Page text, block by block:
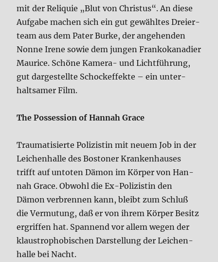
mit der Reli­quie „Blut von Chri­stus“. An die­se
Auf­ga­be machen sich ein gut gewähl­tes Drei­er­
team aus dem Pater Bur­ke, der ange­hen­den
Non­ne Ire­ne sowie dem jun­gen Fran­ko­ka­na­di­er
Mau­rice. Schö­ne Kame­ra- und Licht­füh­rung,
gut dar­ge­stell­te Schock­ef­fek­te – ein unter­
halt­sa­mer Film.
The Pos­ses­si­on of Han­nah Grace
Trau­ma­ti­sier­te Poli­zi­stin mit neu­em Job in der
Lei­chen­hal­le des Bos­to­ner Kran­ken­hau­ses
trifft auf unto­ten Dämon im Kör­per von Han­
nah Grace. Obwohl die Ex-Poli­zi­stin den
Dämon ver­bren­nen kann, bleibt zum Schluß
die Ver­mu­tung, daß er von ihrem Kör­per Besitz
ergrif­fen hat. Span­nend vor allem wegen der
klau­stro­pho­bi­schen Dar­stel­lung der Lei­chen­
hal­le bei Nacht.